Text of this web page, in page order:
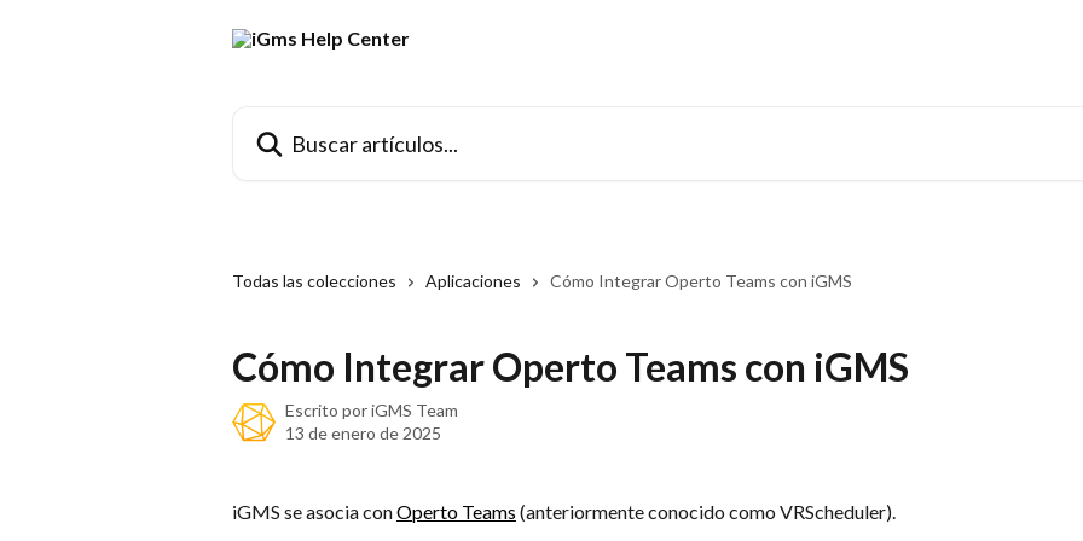
Todas las colecciones Aplicaciones Cómo Integrar Operto Teams con iGMS
Cómo Integrar Operto Teams con iGMS
Escrito poriGMS Team
13 de enero de 2025
iGMS se asocia con Operto Teams (anteriormente conocido como VRScheduler).